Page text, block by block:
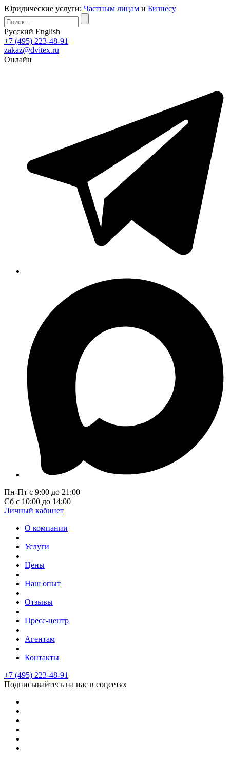
Юридические услуги: Частным лицам и Бизнесу
Русский English
+7 (495) 223-48-91
zakaz@dvitex.ru
Онлайн
Пн-Пт с 9:00 до 21:00
Сб с 10:00 до 14:00
Личный кабинет
О компании
Услуги
Цены
Наш опыт
Отзывы
Пресс-центр
Агентам
Контакты
+7 (495) 223-48-91
Подписывайтесь на нас в соцсетях